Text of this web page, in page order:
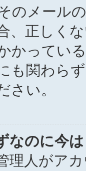
のメール
、正しく
かってい
も関わら
さい。
なのに今
理人がア